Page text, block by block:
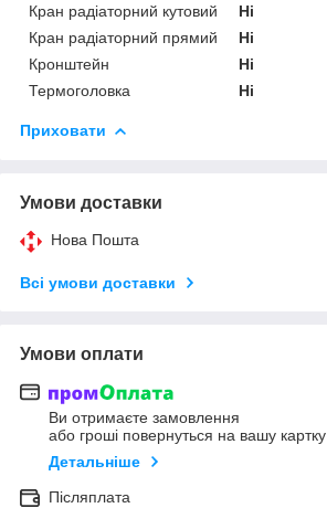
Кран радіаторний кутовий
Ні
Кран радіаторний прямий
Ні
Кронштейн
Ні
Термоголовка
Ні
Приховати
Умови доставки
Нова Пошта
Всі умови доставки
Умови оплати
Ви отримаєте замовлення
або гроші повернуться на вашу картку
Детальніше
Післяплата